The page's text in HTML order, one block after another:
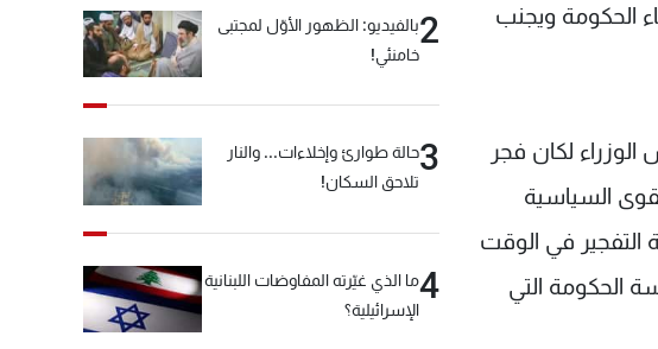
الحكومة ويجنب
لكان فجر
السياسية
التفجير في الوقت
رئاسة الحكومة التي
2بالفيديو: الظهور الأوّل لمجتبى
خامنئي!
3حالة طوارئ وإخلاءات... والنار
تلاحق السكان!
4ما الذي غيّرته المفاوضات اللبنانية
الإسرائيلية؟